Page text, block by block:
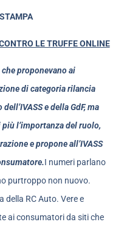
LE TRUFFE ONLINE
proponevano ai
di categoria rilancia
e della GdF, ma
l’importanza del ruolo,
e propone all’IVASS
I numeri parlano
purtroppo non nuovo.
della RC Auto. Vere e
ai consumatori da siti che